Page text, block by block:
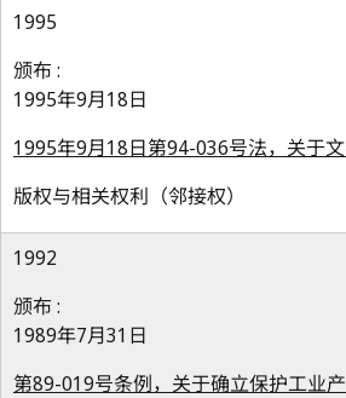
1995
颁布 :
1995年9月18日
1995年9月18日第94-036号法，关于
版权与相关权利（邻接权）
1992
颁布 :
1989年7月31日
第89-019号条例，关于确立保护工业